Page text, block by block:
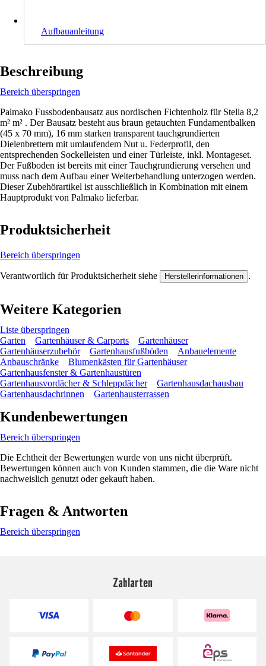
Aufbauanleitung
Beschreibung
Bereich überspringen
Palmako Fussbodenbausatz aus nordischen Fichtenholz für Stella 8,2
m² m² . Der Bausatz besteht aus braun getauchten Fundamentbalken
(45 x 70 mm), 16 mm starken transparent tauchgrundierten
Dielenbrettern mit umlaufendem Nut u. Federprofil, den
entsprechenden Sockelleisten und einer Türleiste, inkl. Montageset.
Der Fußboden ist bereits mit einer Tauchgrundierung versehen und
muss nach dem Aufbau einer Weiterbehandlung unterzogen werden.
Dieser Zubehörartikel ist ausschließlich in Kombination mit einem
Hauptprodukt von Palmako lieferbar.
Produktsicherheit
Bereich überspringen
Verantwortlich für Produktsicherheit siehe Herstellerinformationen .
Weitere Kategorien
Liste überspringen
Garten
Gartenhäuser & Carports
Gartenhäuser
Gartenhäuserzubehör
Gartenhausfußböden
Anbauelemente
Anbauschränke
Blumenkästen für Gartenhäuser
Gartenhausfenster & Gartenhaustüren
Gartenhausvordächer & Schleppdächer
Gartenhausdachausbau
Gartenhausdachrinnen
Gartenhausterrassen
Kundenbewertungen
Bereich überspringen
Die Echtheit der Bewertungen wurde von uns nicht überprüft.
Bewertungen können auch von Kunden stammen, die die Ware nicht
nachweislich genutzt oder gekauft haben.
Fragen & Antworten
Bereich überspringen
Zahlarten